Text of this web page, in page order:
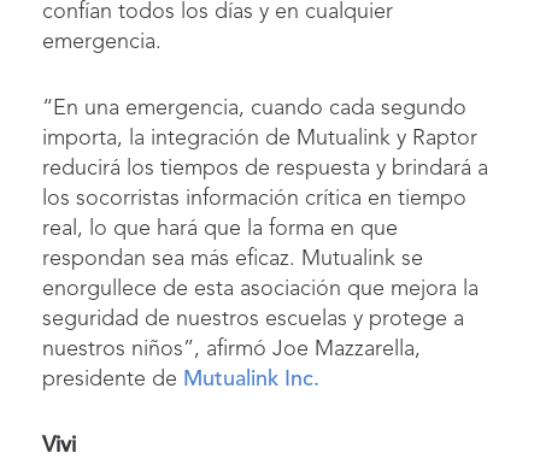
confían todos los días y en cualquier
emergencia.
“En una emergencia, cuando cada segundo
importa, la integración de Mutualink y Raptor
reducirá los tiempos de respuesta y brindará a
los socorristas información crítica en tiempo
real, lo que hará que la forma en que
respondan sea más eficaz. Mutualink se
enorgullece de esta asociación que mejora la
seguridad de nuestros escuelas y protege a
nuestros niños”, afirmó Joe Mazzarella,
presidente de Mutualink Inc.
Vivi